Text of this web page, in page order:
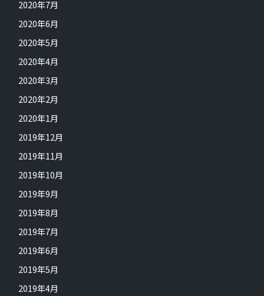
2020年7月
2020年6月
2020年5月
2020年4月
2020年3月
2020年2月
2020年1月
2019年12月
2019年11月
2019年10月
2019年9月
2019年8月
2019年7月
2019年6月
2019年5月
2019年4月